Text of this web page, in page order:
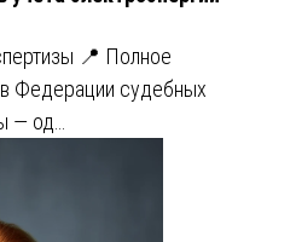
📍 Полное
Федерации судебных
— од…